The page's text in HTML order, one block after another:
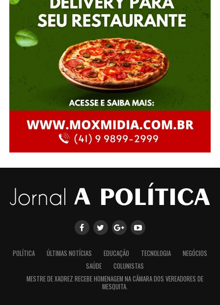
POLÍTICA ÚLTIMAS NOTÍCIAS EDUCAÇÃO TECNOLOGIA
NEGÓCIOS
SAÚDE
COLUNISTAS
MESTRE DE XADREZ RECEBE HOMENAGEM NA CÂMARA DOS VEREADORES DE
MESQUITA.